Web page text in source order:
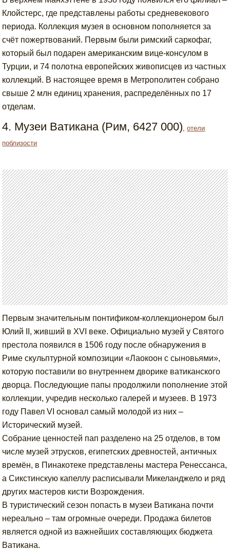
Клойстерс, где представлены работы средневекового
периода. Коллекция музея в основном пополняется за
счёт пожертвований. Первым были римский саркофаг,
который был подарен американским вице-консулом в
Турции, и 74 полотна европейских живописцев из частных
коллекций. В настоящее время в Метрополитен собрано
свыше 2 млн единиц хранения, распределённых по 17
отделам.
4. Музеи Ватикана (Рим, 6427 000),отели
поблизости
Первым значительным понтификом-коллекционером был
Юлий II, живший в XVI веке. Официально музей у Святого
престола появился в 1506 году после обнаружения в
Риме скульптурной композиции «Лаокоон с сыновьями»,
которую поставили во внутреннем дворике ватиканского
дворца. Последующие папы продолжили пополнение этой
коллекции, учредив несколько галерей и музеев. В 1973
году Павел VI основал самый молодой из них –
Исторический музей.
Собрание ценностей пап разделено на 25 отделов, в том
числе музей этрусков, египетских древностей, античных
времён, в Пинакотеке представлены мастера Ренессанса,
а Сикстинскую капеллу расписывали Микеланджело и ряд
других мастеров кисти Возрождения.
В туристический сезон попасть в музеи Ватикана почти
нереально – там огромные очереди. Продажа билетов
является одной из важнейших составляющих бюджета
Ватикана.